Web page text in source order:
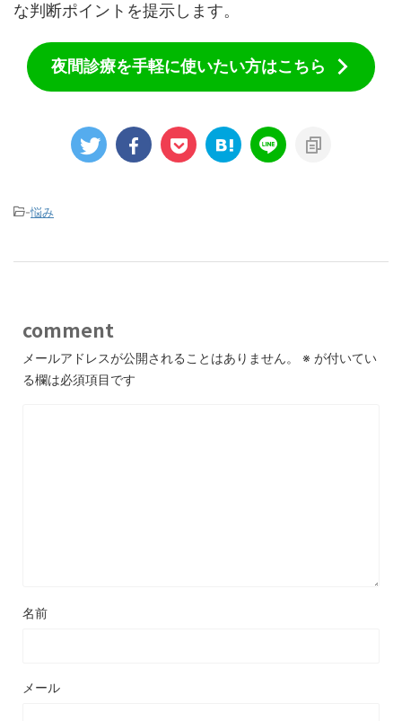
な判断ポイントを提示します。
夜間診療を手軽に使いたい方はこちら
-悩み
comment
メールアドレスが公開されることはありません。 ※ が付いてい
る欄は必須項目です
名前
メール